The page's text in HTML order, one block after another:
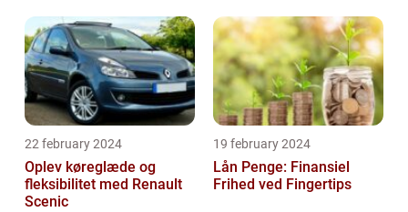
22 february 2024
Oplev køreglæde og
fleksibilitet med Renault
Scenic
19 february 2024
Lån Penge: Finansiel
Frihed ved Fingertips